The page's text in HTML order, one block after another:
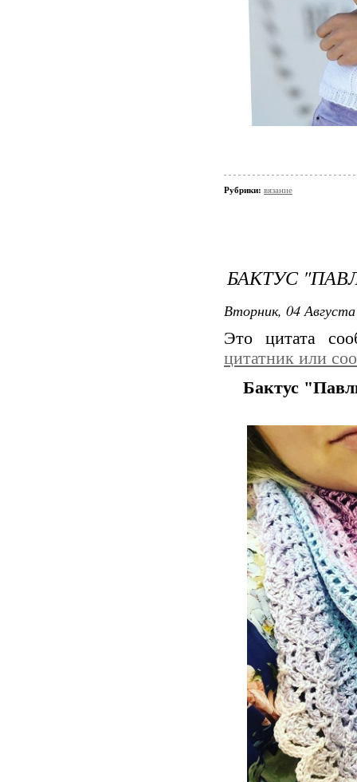
Рубрики: вязание
БАКТУС
Вторник, 04
Это цитата
цитатник или
Бактус